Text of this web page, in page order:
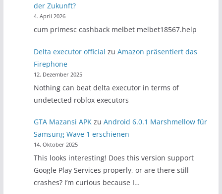
der Zukunft?
4. April 2026
cum primesc cashback melbet melbet18567.help
Delta executor official zuAmazon präsentiert das
Firephone
12. Dezember 2025
Nothing can beat delta executor in terms of
undetected roblox executors
GTA Mazansi APK zuAndroid 6.0.1 Marshmellow für
Samsung Wave 1 erschienen
14. Oktober 2025
This looks interesting! Does this version support
Google Play Services properly, or are there still
crashes? I’m curious because I…